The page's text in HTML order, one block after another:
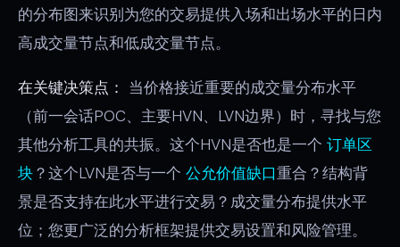
的分布图来识别为您的交易提供入场和出场水平的日内
高成交量节点和低成交量节点。
在关键决策点： 当价格接近重要的成交量分布水平
（前一会话POC、主要HVN、LVN边界）时，寻找与您
其他分析工具的共振。这个HVN是否也是一个 订单区
块？这个LVN是否与一个 公允价值缺口重合？结构背
景是否支持在此水平进行交易？成交量分布提供水平
位；您更广泛的分析框架提供交易设置和风险管理。